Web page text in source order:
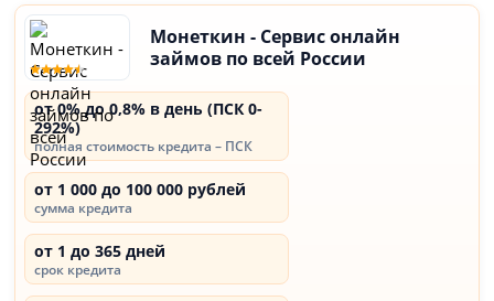
Монеткин - Сервис онлайн
займов по всей России
от 0% до 0,8% в день (ПСК 0-
292%)
полная стоимость кредита – ПСК
от 1 000 до 100 000 рублей
сумма кредита
от 1 до 365 дней
срок кредита